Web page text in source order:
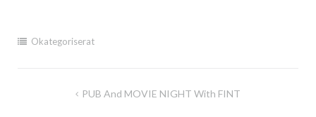
Okategoriserat
Inläggsnavigering
PUB And MOVIE NIGHT With FINT